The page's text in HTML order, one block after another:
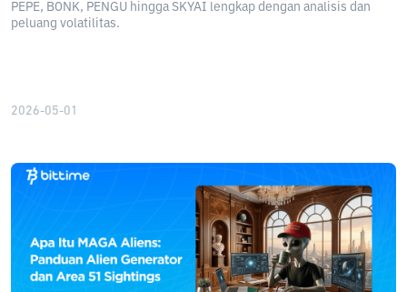
PEPE, BONK, PENGU hingga SKYAI lengkap dengan analisis dan
peluang volatilitas.
2026-05-01